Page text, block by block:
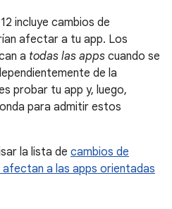
incluye cambios de
afectar a tu app. Los
a todas las apps cuando se
de la
probar tu app y, luego,
para admitir estos
la lista de cambios de
a las apps orientadas